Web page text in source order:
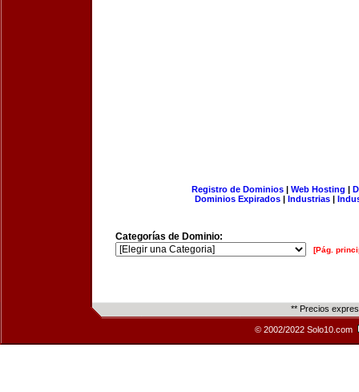
Registro de Dominios| Web Hosting |
Dominios Expirados | Industrias |
Categorías de Dominio:
[Pág.
** Precios
© 2002/2022 Solo10.com